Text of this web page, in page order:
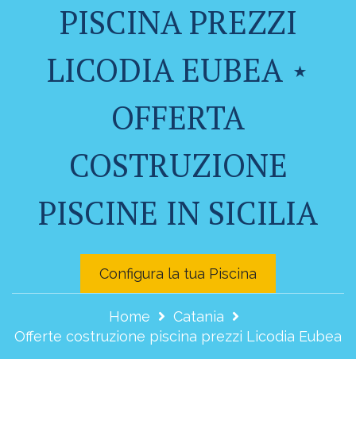
PISCINA PREZZI
LICODIA EUBEA ⋆
OFFERTA
COSTRUZIONE
PISCINE IN SICILIA
Configura la tua Piscina
Home
Catania
Offerte costruzione piscina prezzi Licodia Eubea